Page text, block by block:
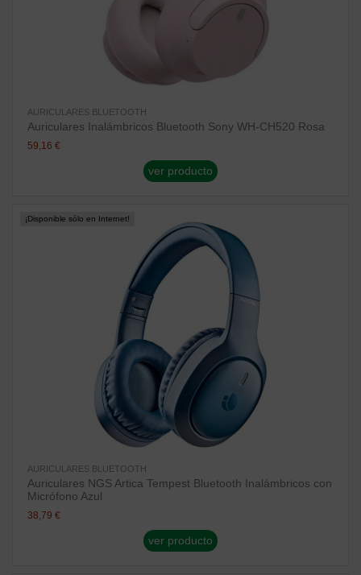
AURICULARES BLUETOOTH
Auriculares Inalámbricos Bluetooth Sony WH-CH520 Rosa
59,16 €
ver producto
¡Disponible sólo en Internet!
AURICULARES BLUETOOTH
Auriculares NGS Artica Tempest Bluetooth Inalámbricos con
Micrófono Azul
38,79 €
ver producto